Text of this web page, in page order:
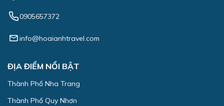
ĐỊA ĐIỂM NỔI BẬT
Thành Phố Nha Trang
Thành Phố Quy Nhơn
0905657372
info@hoaianhtravel.com